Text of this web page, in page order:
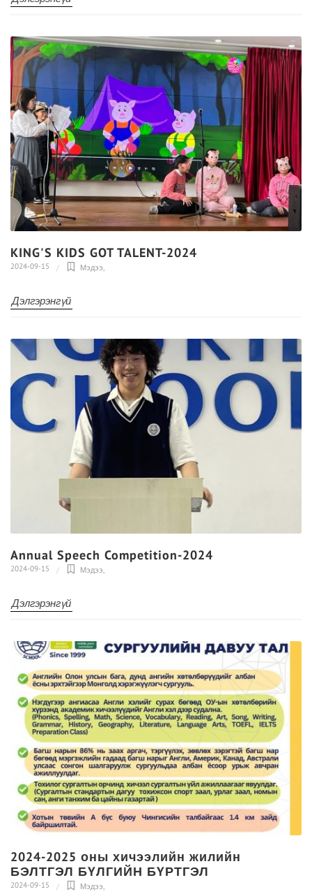
KING'S KIDS GOT TALENT-2024
2024-09-15 Мэдээ,
Дэлгэрэнгүй
Annual Speech Competition-2024
2024-09-15 Мэдээ
Дэлгэрэнгүй
2024-2025 оны хичээлийн жилийн
БЭЛТГЭЛ БҮЛГИЙН БҮРТГЭЛ
2024-09-15 Мэдээ,